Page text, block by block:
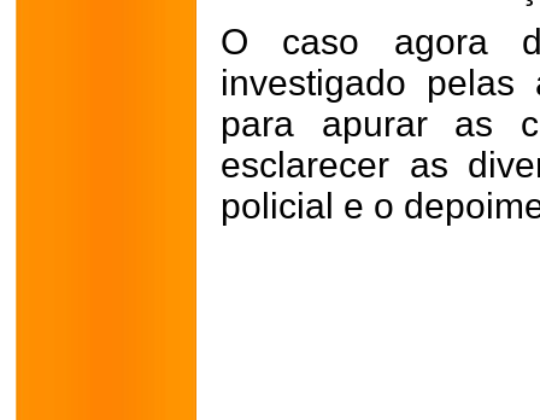
O caso agora
investigado pelas
para apurar as
esclarecer as
policial e o